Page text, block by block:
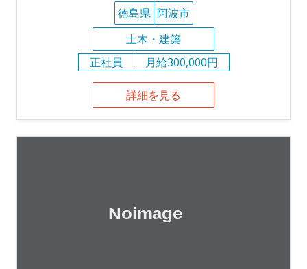
徳島県 阿波市
土木・建築
正社員
月給300,000円
詳細を見る